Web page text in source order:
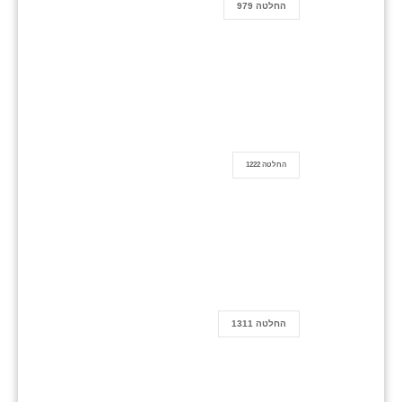
החלטה 979
החלטה 1222
החלטה 1311